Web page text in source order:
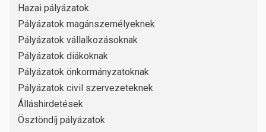
Hazai pályázatok
Pályázatok magánszemélyeknek
Pályázatok vállalkozásoknak
Pályázatok diákoknak
Pályázatok önkormányzatoknak
Pályázatok civil szervezeteknek
Álláshirdetések
Ösztöndíj pályázatok